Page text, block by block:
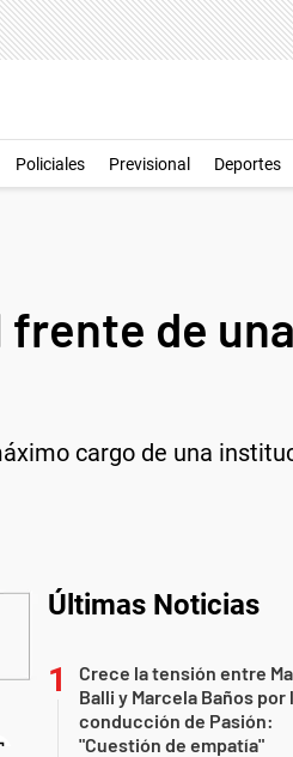
Policiales Previsional Deportes
frente de una
cargo de una
Últimas Noticias
Crece la tensión entre
Balli y Marcela Baños por
conducción de Pasión:
"Cuestión de empatía"